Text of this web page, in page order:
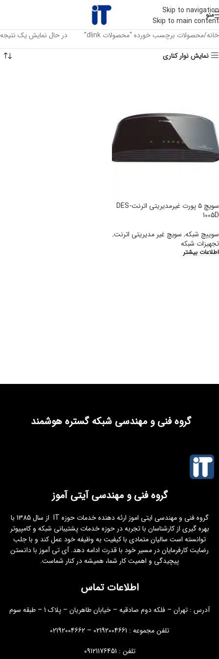
Skip to navigation
Skip to main content
منو
خانه محصولات برچسب خورده “محصولات dlink”
در حال نمایش یک نتیجه
نمایش نوار کناری
سویچ ۵ پورت غیرمدیریتی اترنتDES-
1005D
سوییچ شبکه, سویچ غیر مدیریتی اترنت,
تجهیزات شبکه
اطلاعات بیشتر
گروه فنی و مهندسی شبکه گستره هوشمند
گروه فنی و مهندسی آیتی آموز
گروه فنی و مهندسی ایتی اموز ارئه دهنده خدمات حوزه IT از سال 1385 با
بهره گیری از کارشناسان با تجربه در حوزه خدمات پشتیبانی شبکه و کامپیوتر
توانسته است سالیان متمادی با کیفیت به وظیفه خود عمل کند و با جلب
رضایت کارفرمایان در مسیر خود با قدرت ادامه دهد. آی تی آموز با دانستن
پیچیدگی و اهمیت کار شما، همیشه در کنار شماست.
اطلاعات تماس
آدرس : تهران – فلکه دوم صادقیه – خیابان طاهریان – پلاک 1 – طبقه سوم
تلفن مجموعه : 02192004661 – 02192004662
تلفن : 09121176451